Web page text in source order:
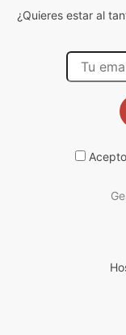
¿Quieres estar al